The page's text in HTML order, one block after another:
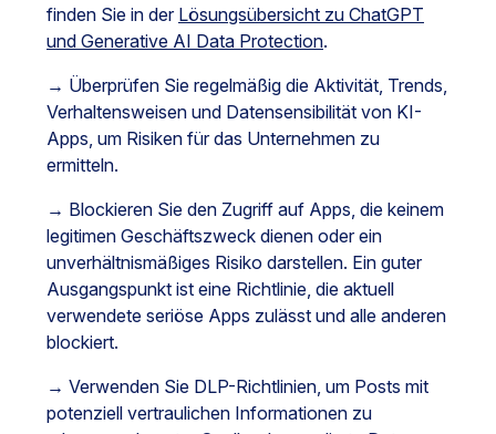
finden Sie in der Lösungsübersicht zu ChatGPT
und Generative AI Data Protection.
→ Überprüfen Sie regelmäßig die Aktivität, Trends,
Verhaltensweisen und Datensensibilität von KI-
Apps, um Risiken für das Unternehmen zu
ermitteln.
→ Blockieren Sie den Zugriff auf Apps, die keinem
legitimen Geschäftszweck dienen oder ein
unverhältnismäßiges Risiko darstellen. Ein guter
Ausgangspunkt ist eine Richtlinie, die aktuell
verwendete seriöse Apps zulässt und alle anderen
blockiert.
→ Verwenden Sie DLP-Richtlinien, um Posts mit
potenziell vertraulichen Informationen zu